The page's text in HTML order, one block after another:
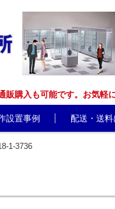
購入も可能です。お気軽
設置事例 配送・送
1-3736